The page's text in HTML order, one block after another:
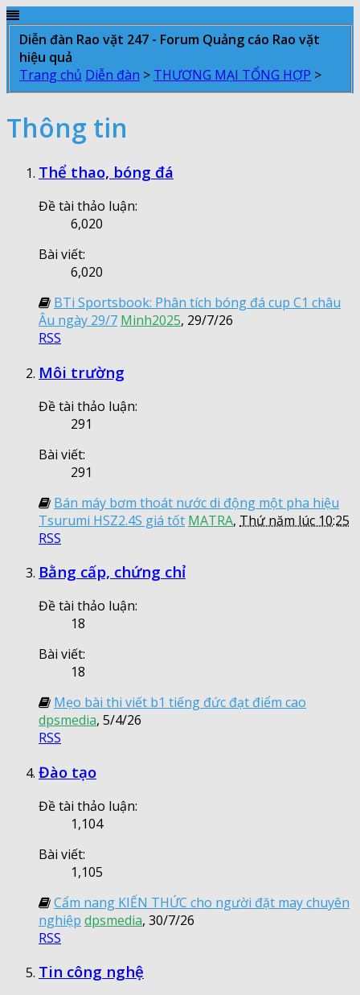
Diễn đàn Rao vặt 247 - Forum Quảng cáo Rao vặt
hiệu quả
Trang chủ Diễn đàn > THƯƠNG MẠI TỔNG HỢP >
Thông tin
Thể thao, bóng đá
Đề tài thảo luận:
6,020
Bài viết:
6,020
BTi Sportsbook: Phân tích bóng đá cup C1 châu
Âu ngày 29/7 Minh2025, 29/7/26
RSS
Môi trường
Đề tài thảo luận:
291
Bài viết:
291
Bán máy bơm thoát nước di động một pha hiệu
Tsurumi HSZ2.4S giá tốt MATRA, Thứ năm lúc 10:25
RSS
Bằng cấp, chứng chỉ
Đề tài thảo luận:
18
Bài viết:
18
Mẹo bài thi viết b1 tiếng đức đạt điểm cao
dpsmedia, 5/4/26
RSS
Đào tạo
Đề tài thảo luận:
1,104
Bài viết:
1,105
Cẩm nang KIẾN THỨC cho người đặt may chuyên
nghiệp dpsmedia, 30/7/26
RSS
Tin công nghệ